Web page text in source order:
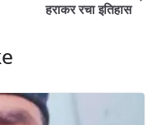
हराकर रचा इतिहास